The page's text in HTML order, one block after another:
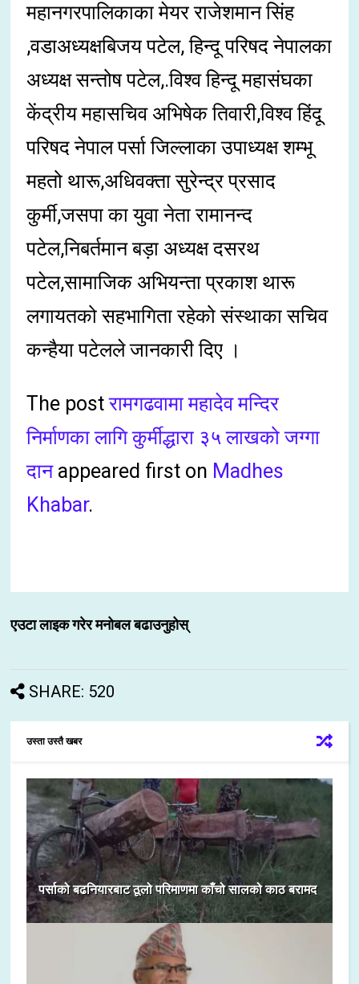
महानगरपालिकाका मेयर राजेशमान सिंह
,वडाअध्यक्षबिजय पटेल, हिन्दू परिषद नेपालका
अध्यक्ष सन्तोष पटेल,.विश्व हिन्दू महासंघका
केंद्रीय महासचिव अभिषेक तिवारी,विश्व हिंदू
परिषद नेपाल पर्सा जिल्लाका उपाध्यक्ष शम्भू
महतो थारू,अधिवक्ता सुरेन्द्र प्रसाद
कुर्मी,जसपा का युवा नेता रामानन्द
पटेल,निबर्तमान बड़ा अध्यक्ष दसरथ
पटेल,सामाजिक अभियन्ता प्रकाश थारू
लगायतको सहभागिता रहेको संस्थाका सचिव
कन्हैया पटेलले जानकारी दिए ।
The postरामगढवामा महादेव मन्दिर
निर्माणका लागि कुर्मीद्धारा ३५ लाखको जग्गा
दानappeared first on Madhes
Khabar.
एउटा लाइक गरेर मनोबल बढाउनुहोस्
SHARE: 520
उस्ता उस्तै खबर
पर्साको बढनियारबाट ठूलो परिमाणमा काँचो सालको काठ बरामद